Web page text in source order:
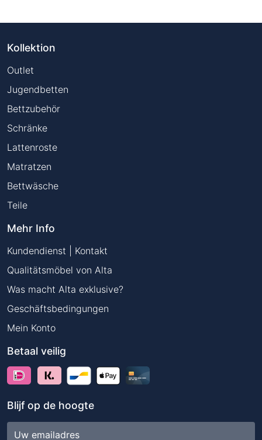
Kollektion
Outlet
Jugendbetten
Bettzubehör
Schränke
Lattenroste
Matratzen
Bettwäsche
Teile
Mehr Info
Kundendienst | Kontakt
Qualitätsmöbel von Alta
Was macht Alta exklusive?
Geschäftsbedingungen
Mein Konto
Betaal veilig
Blijf op de hoogte